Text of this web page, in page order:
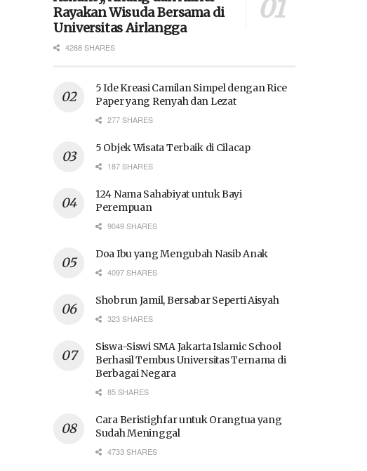
Rayakan Wisuda Bersama di
Universitas Airlangga
4268 SHARES
5 Ide Kreasi Camilan Simpel dengan Rice
Paper yang Renyah dan Lezat
277 SHARES
5 Objek Wisata Terbaik di Cilacap
187 SHARES
124 Nama Sahabiyat untuk Bayi
Perempuan
9049 SHARES
Doa Ibu yang Mengubah Nasib Anak
4097 SHARES
Shobrun Jamil, Bersabar Seperti Aisyah
323 SHARES
Siswa-Siswi SMA Jakarta Islamic School
Berhasil Tembus Universitas Ternama di
Berbagai Negara
85 SHARES
Cara Beristighfar untuk Orangtua yang
Sudah Meninggal
4733 SHARES